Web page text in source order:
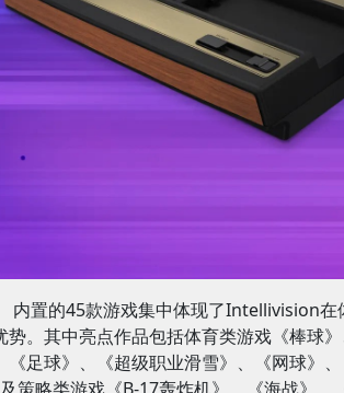
内置的45款游戏集中体现了Intellivision在
势。其中亮点作品包括体育类游戏《棒球》
《足球》、《超级职业滑雪》、《网球》